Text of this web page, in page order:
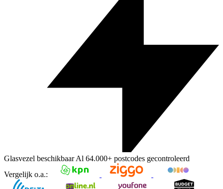
Glasvezel beschikbaarAl 64.000+ postcodes gecontroleerd
Vergelijk o.a.: